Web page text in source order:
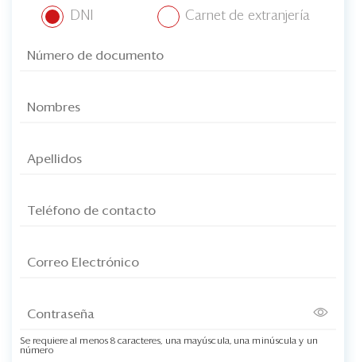
DNI Carnet de extranjería
Se requiere al menos 8 caracteres, una mayúscula, una minúscula y un
número